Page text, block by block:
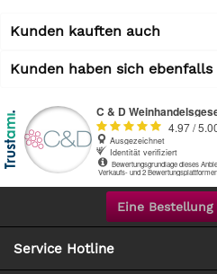
Kunden kauften auch
Kunden haben sich ebenfalls
Eine
Service Hotline